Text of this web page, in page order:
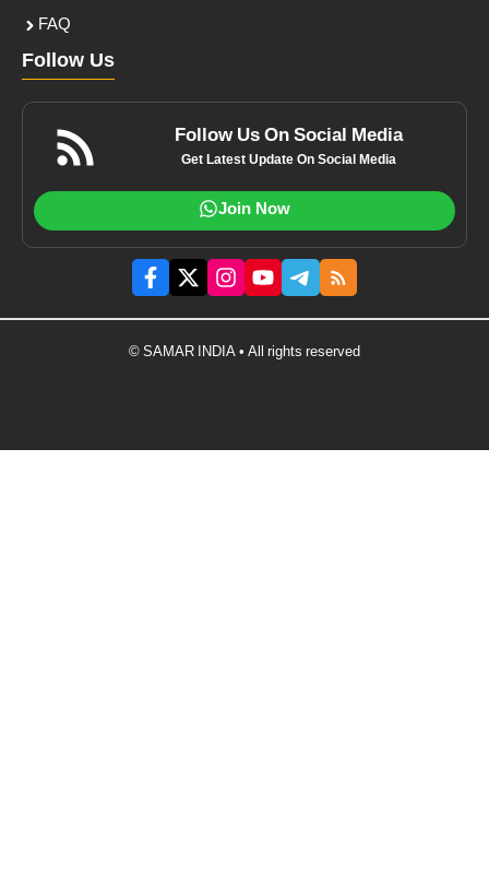
FAQ
Follow Us
Follow Us On Social Media
Get Latest Update On Social Media
Join Now
© SAMAR INDIA • All rights reserved